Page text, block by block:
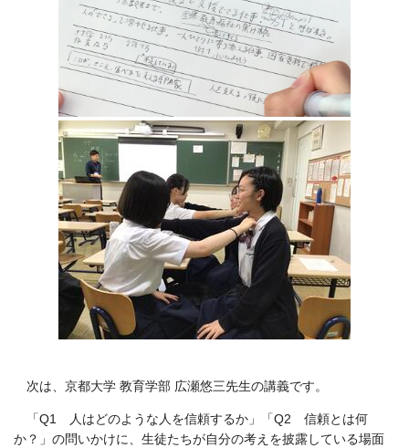
次は、京都大学 教育学部 広瀬悠三先生の講義です。
「Q1 人はどのような人を信頼するか」「Q2 信頼とは何
か？」の問いかけに、生徒たちが自分の考えを披露している場面